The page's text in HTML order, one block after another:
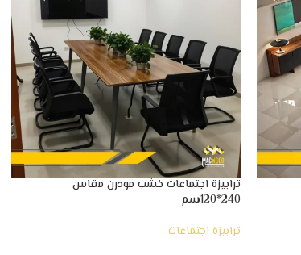
ترابيزة اجتماعات خشب مودرن مقاس
240*120سم
ترابيزة اجتماعات